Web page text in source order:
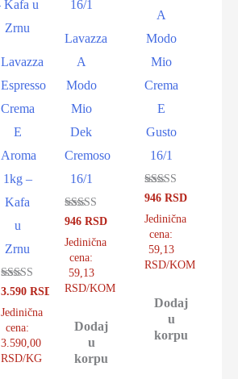
Lavazza
Espresso
Crema
E
Aroma
1kg –
Kafa
u
Zrnu
Ocenjeno sa
od 5
3.590RSD
Jedinična
cena:
3.590,00
RSD/KG
Lavazza
A
Modo
Mio
Dek
Cremoso
16/1
Ocenjeno sa
od 5
946RSD
Jedinična
cena:
59,13
RSD/KOM
Dodaj
u
korpu
A
Modo
Mio
Crema
E
Gusto
16/1
Ocenjeno sa
od 5
946RSD
Jedinična
cena:
59,13
RSD/KOM
Dodaj
u
korpu